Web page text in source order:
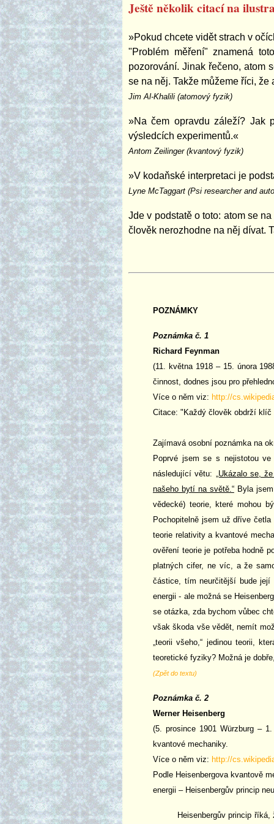
Ještě několik citací na
»Pokud chcete vidět strach v
"Problém měření" znamená
pozorování. Jinak řečeno, atom
se na něj. Takže můžeme říci,
Jim Al-Khalili (atomový fyzik)
»Na čem opravdu záleží? Jak
výsledcích experimentů.«
Antom Zeilinger (kvantový fyzik)
»V kodaňské interpretaci je
Lyne McTaggart (Psi researcher and
Jde v podstatě o toto: atom se
člověk nerozhodne na něj dívat.
POZNÁMKY
Poznámka č. 1
Richard Feynman
(11. května 1918 – 15. února
činnost, dodnes jsou pro
Více o něm viz: http://
Citace: "Každý člověk obdrží klíč
Zajímavá osobní poznámka na
Poprvé jsem se s nejistotou
následující větu:
„Ukázalo se,
našeho bytí na světě.“Byla jsem
vědecké) teorie, které mohou
Pochopitelně jsem už dříve
teorie relativity a kvantové
ověření teorie je potřeba hodně
platných cifer, ne víc, a že
částice, tím neurčitější bude její
energii - ale možná se
se otázka, zda bychom vůbec
však škoda vše vědět, nemít
„teorii všeho,“ jedinou teorii,
teoretické fyziky? Možná je
(Zpět do textu)
Poznámka č. 2
Werner Heisenberg
(5. prosince 1901 Würzburg –
kvantové mechaniky.
Více o něm viz: http://
Podle Heisenbergova kvantově
energii – Heisenbergův princip
Heisenbergův princip